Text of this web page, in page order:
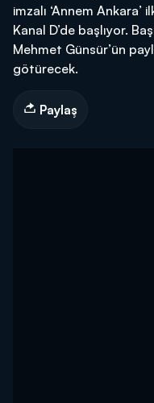
imzalı ‘Annem
Kanal D’de başlıyor.
Mehmet Günsür’ün
götürecek.
Paylaş